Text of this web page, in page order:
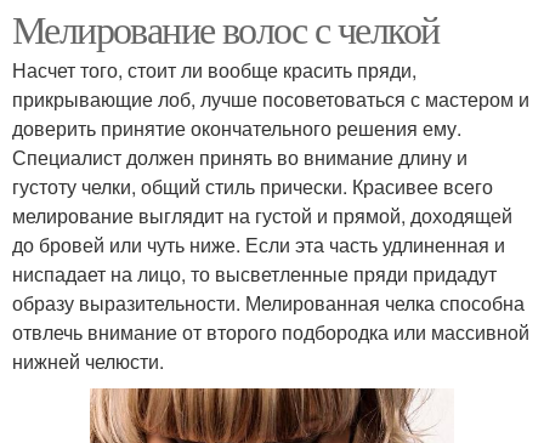
Мелирование волос с челкой
Насчет того, стоит ли вообще красить пряди,
прикрывающие лоб, лучше посоветоваться с мастером и
доверить принятие окончательного решения ему.
Специалист должен принять во внимание длину и
густоту челки, общий стиль прически. Красивее всего
мелирование выглядит на густой и прямой, доходящей
до бровей или чуть ниже. Если эта часть удлиненная и
ниспадает на лицо, то высветленные пряди придадут
образу выразительности. Мелированная челка способна
отвлечь внимание от второго подбородка или массивной
нижней челюсти.